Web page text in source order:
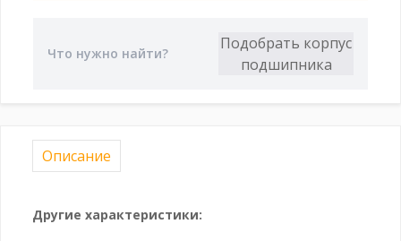
Описание
Другие характеристики: